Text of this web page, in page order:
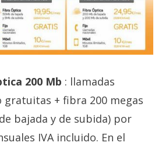
200 Mb : llamadas
gratuitas + fibra 200 megas
bajada y de subida) por
IVA incluido. En el